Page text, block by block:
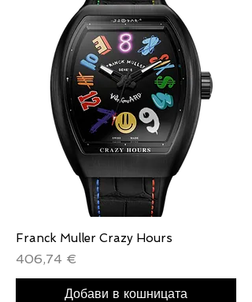
Franck Muller Crazy Hours
Цена
406,74 €
Добави в кошницата